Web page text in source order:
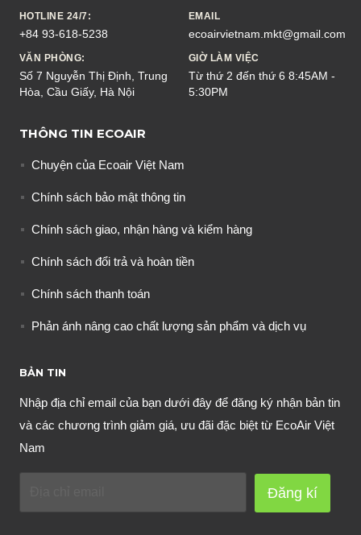
HOTLINE 24/7:
+84 93-618-5238
EMAIL
ecoairvietnam.mkt@gmail.com
VĂN PHÒNG:
Số 7 Nguyễn Thị Định, Trung
Hòa, Cầu Giấy, Hà Nội
GIỜ LÀM VIỆC
Từ thứ 2 đến thứ 6 8:45AM -
5:30PM
THÔNG TIN ECOAIR
Chuyện của Ecoair Việt Nam
Chính sách bảo mật thông tin
Chính sách giao, nhận hàng và kiểm hàng
Chính sách đổi trả và hoàn tiền
Chính sách thanh toán
Phản ánh nâng cao chất lượng sản phẩm và dịch vụ
BẢN TIN
Nhập địa chỉ email của bạn dưới đây để đăng ký nhận bản tin
và các chương trình giảm giá, ưu đãi đặc biệt từ EcoAir Việt
Nam
Đăng kí